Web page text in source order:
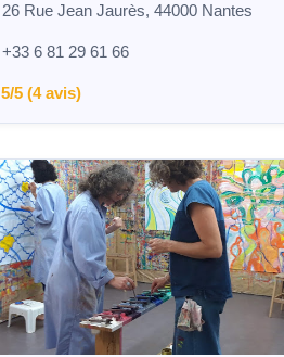
26 Rue Jean Jaurès, 44000 Nantes
+33 6 81 29 61 66
5/5 (4 avis)